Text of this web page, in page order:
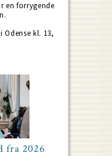
en forrygende
kl. 13,
fra 2026